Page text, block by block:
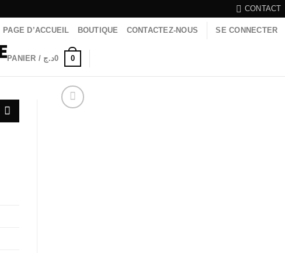
CONTACT
PAGE D’ACCUEIL BOUTIQUE CONTACTEZ-NOUS SE CONNECTER
PANIER / 0د.ج 0